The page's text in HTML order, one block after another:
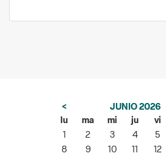
< JUNIO 2026
lu
ma mi ju vi
1
2 3 4 5
8
9 10 11 12